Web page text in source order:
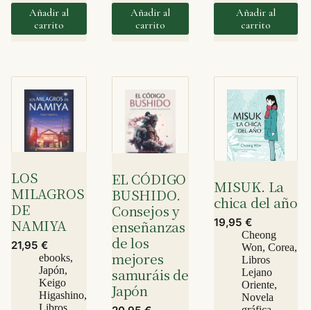
Añadir al
carrito
Añadir al
carrito
Añadir al
carrito
LOS
MILAGROS
DE
NAMIYA
21,95 €
ebooks,
Japón,
Keigo
Higashino,
EL CÓDIGO
BUSHIDO.
Consejos y
enseñanzas
de los
mejores
samuráis de
Japón
MISUK. La
chica del año
19,95 €
Cheong
Won, Corea,
Libros
Lejano
Oriente,
Novela